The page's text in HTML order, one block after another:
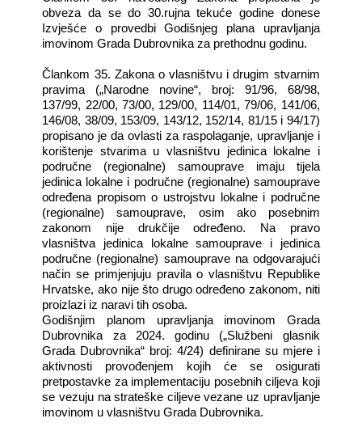
obveza da se do 30.rujna tekuće godine donese
Izvješće o provedbi Godišnjeg plana upravljanja
imovinom Grada Dubrovnika za prethodnu godinu.
Člankom 35. Zakona o vlasništvu i drugim stvarnim
pravima („Narodne novine“, broj: 91/96, 68/98,
137/99, 22/00, 73/00, 129/00, 114/01, 79/06, 141/06,
146/08, 38/09, 153/09, 143/12, 152/14, 81/15 i 94/17)
propisano je da ovlasti za raspolaganje, upravljanje i
korištenje stvarima u vlasništvu jedinica lokalne i
područne (regionalne) samouprave imaju tijela
jedinica lokalne i područne (regionalne) samouprave
određena propisom o ustrojstvu lokalne i područne
(regionalne) samouprave, osim ako posebnim
zakonom nije drukčije određeno. Na pravo
vlasništva jedinica lokalne samouprave i jedinica
područne (regionalne) samouprave na odgovarajući
način se primjenjuju pravila o vlasništvu Republike
Hrvatske, ako nije što drugo određeno zakonom, niti
proizlazi iz naravi tih osoba.
Godišnjim planom upravljanja imovinom Grada
Dubrovnika za 2024. godinu („Službeni glasnik
Grada Dubrovnika“ broj: 4/24) definirane su mjere i
aktivnosti provođenjem kojih će se osigurati
pretpostavke za implementaciju posebnih ciljeva koji
se vezuju na strateške ciljeve vezane uz upravljanje
imovinom u vlasništvu Grada Dubrovnika.